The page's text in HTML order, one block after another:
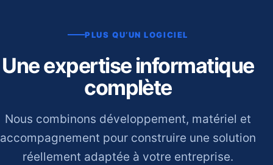
PLUS QU’UN LOGICIEL
Une expertise informatique
complète
Nous combinons développement, matériel et
accompagnement pour construire une solution
réellement adaptée à votre entreprise.